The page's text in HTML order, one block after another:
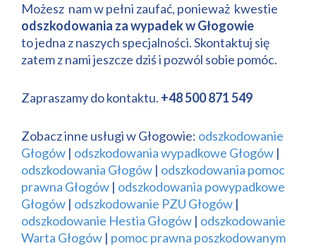
Możesz nam w pełni zaufać, ponieważ kwestie
odszkodowania za wypadek w Głogowie
to jedna z naszych specjalności. Skontaktuj się
zatem z nami jeszcze dziś i pozwól sobie pomóc.
Zapraszamy do kontaktu. +48 500 871 549
Zobacz inne usługi w Głogowie: odszkodowanie
Głogów | odszkodowania wypadkowe Głogów |
odszkodowania Głogów | odszkodowania pomoc
prawna Głogów | odszkodowania powypadkowe
Głogów | odszkodowanie PZU Głogów |
odszkodowanie Hestia Głogów | odszkodowanie
Warta Głogów | pomoc prawna poszkodowanym